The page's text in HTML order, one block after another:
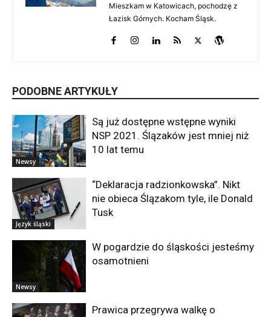
Mieszkam w Katowicach, pochodzę z
Łazisk Górnych. Kocham Śląsk.
PODOBNE ARTYKUŁY
Newsy
Są już dostępne wstępne wyniki
NSP 2021. Ślązaków jest mniej niż
10 lat temu
Język śląski
“Deklaracja radzionkowska”. Nikt
nie obieca Ślązakom tyle, ile Donald
Tusk
Newsy
W pogardzie do śląskości jesteśmy
osamotnieni
Prawica przegrywa walkę o